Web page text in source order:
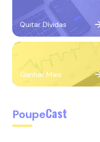
Quitar Dívidas
Ganhar Mais
PoupeCast